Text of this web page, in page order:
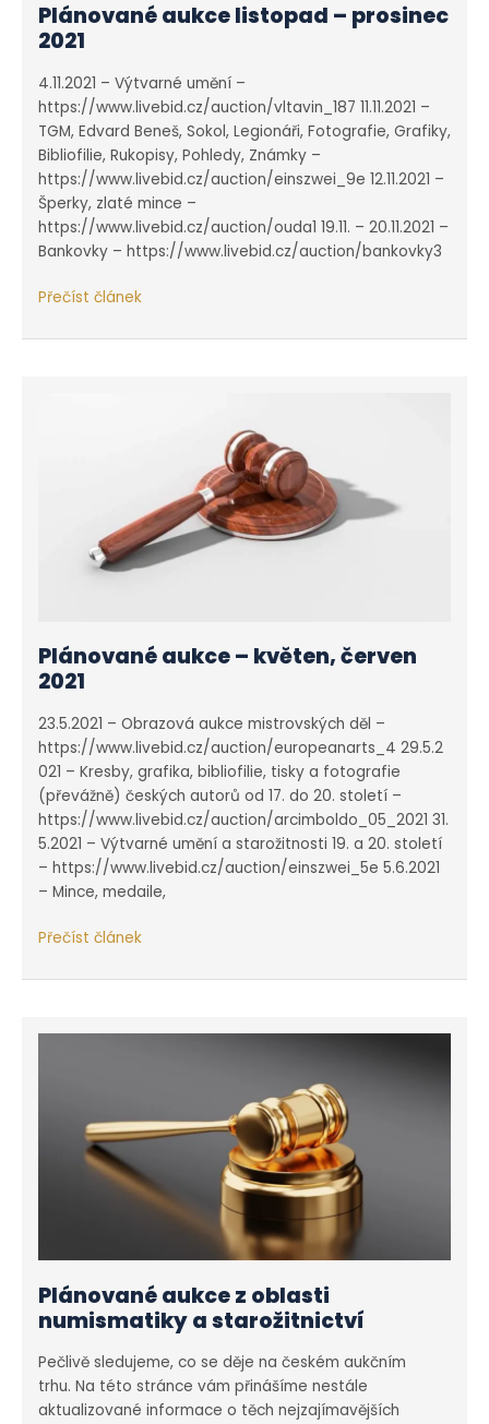
Plánované aukce listopad – prosinec
2021
4.11.2021 – Výtvarné umění –
https://www.livebid.cz/auction/vltavin_187 11.11.2021 –
TGM, Edvard Beneš, Sokol, Legionáři, Fotografie, Grafiky,
Bibliofilie, Rukopisy, Pohledy, Známky –
https://www.livebid.cz/auction/einszwei_9e 12.11.2021 –
Šperky, zlaté mince –
https://www.livebid.cz/auction/ouda1 19.11. – 20.11.2021 –
Bankovky – https://www.livebid.cz/auction/bankovky3
Plánované
listopad
Přečíst článek
Plánované aukce – květen, červen
2021
23.5.2021 – Obrazová aukce mistrovských děl –
https://www.livebid.cz/auction/europeanarts_4 29.5.2
021 – Kresby, grafika, bibliofilie, tisky a fotografie
(převážně) českých autorů od 17. do 20. století –
https://www.livebid.cz/auction/arcimboldo_05_2021 31.
5.2021 – Výtvarné umění a starožitnosti 19. a 20. století
– https://www.livebid.cz/auction/einszwei_5e 5.6.2021
– Mince, medaile,
Plánované
–
červen
Přečíst článek
Plánované aukce z oblasti
numismatiky a starožitnictví
Pečlivě sledujeme, co se děje na českém aukčním
trhu. Na této stránce vám přinášíme nestále
aktualizované informace o těch nejzajímavějších